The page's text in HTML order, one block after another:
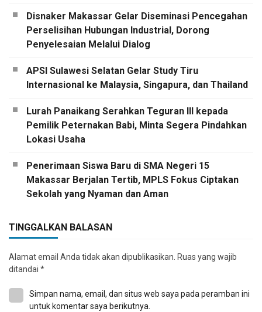
Disnaker Makassar Gelar Diseminasi Pencegahan
Perselisihan Hubungan Industrial, Dorong
Penyelesaian Melalui Dialog
APSI Sulawesi Selatan Gelar Study Tiru
Internasional ke Malaysia, Singapura, dan Thailand
Lurah Panaikang Serahkan Teguran III kepada
Pemilik Peternakan Babi, Minta Segera Pindahkan
Lokasi Usaha
Penerimaan Siswa Baru di SMA Negeri 15
Makassar Berjalan Tertib, MPLS Fokus Ciptakan
Sekolah yang Nyaman dan Aman
TINGGALKAN BALASAN
Alamat email Anda tidak akan dipublikasikan. Ruas yang wajib
ditandai *
Simpan nama, email, dan situs web saya pada peramban ini
untuk komentar saya berikutnya.